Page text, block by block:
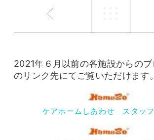
2021年６月以前の各施設からの
のリンク先にてご覧いただけます。
ケアホームしあわせ スタッ